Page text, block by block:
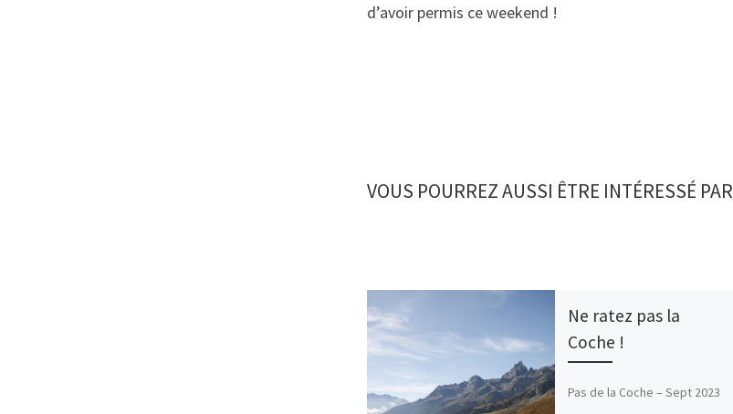
d’avoir permis ce weekend !
VOUS POURREZ AUSSI ÊTRE INTÉRESSÉ PAR
Ne ratez pas la
Coche !
Pas de la Coche – Sept 2023